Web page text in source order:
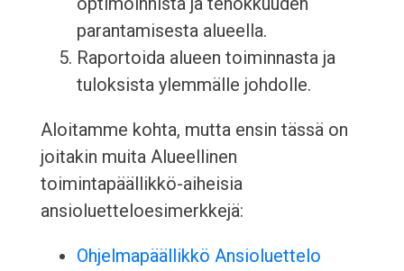
parantamisesta alueella.
Raportoida alueen toiminnasta ja
tuloksista ylemmälle johdolle.
Aloitamme kohta, mutta ensin tässä on
joitakin muita Alueellinen
toimintapäällikkö-aiheisia
ansioluetteloesimerkkejä:
Ohjelmapäällikkö Ansioluettelo